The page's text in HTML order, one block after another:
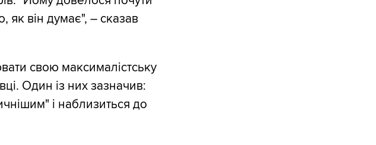
як він думає", – сказав
свою максималістську
Один із них зазначив:
і наблизиться до